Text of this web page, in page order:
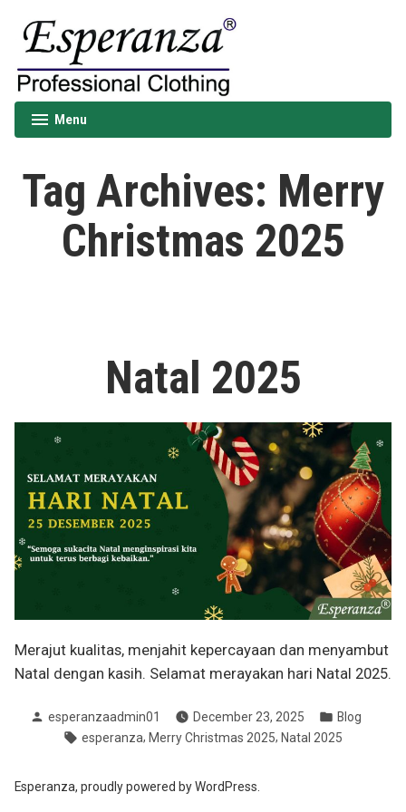
content
Esperanza
Menu
expanded
collapsed
Tag Archives: Merry
Christmas 2025
Natal 2025
Merajut kualitas, menjahit kepercayaan dan menyambut
Natal dengan kasih. Selamat merayakan hari Natal 2025.
Posted
esperanzaadmin01 December 23, 2025
Posted
in
Blog
Tags:
esperanza, Merry Christmas 2025, Natal 2025
Esperanza, proudly powered by WordPress.